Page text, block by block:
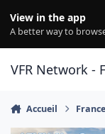
View in the app
A better way to
VFR Network -
Accueil